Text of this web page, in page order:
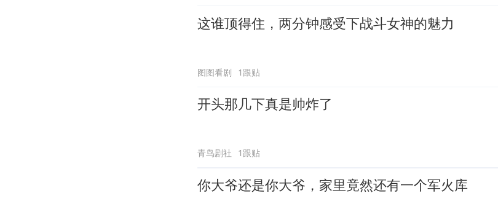
这谁顶得住，两分钟感受下战斗女神的魅力
图图看剧 1跟贴
开头那几下真是帅炸了
青鸟剧社 1跟贴
你大爷还是你大爷，家里竟然还有一个军火库